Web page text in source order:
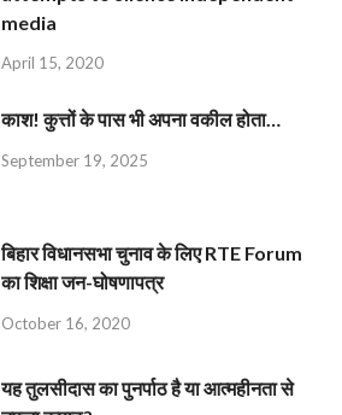
media
April 15, 2020
काश! कुत्तों के पास भी अपना वकील होता…
September 19, 2025
बिहार विधानसभा चुनाव के लिए RTE Forum
का शिक्षा जन-घोषणापत्र
October 16, 2020
यह तुलसीदास का पुनर्पाठ है या आत्महीनता से